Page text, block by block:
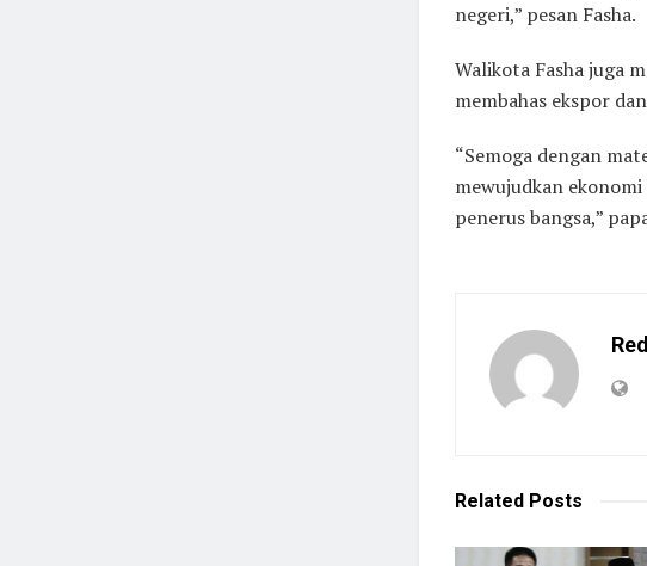
negeri,” pesan Fasha.
Walikota Fasha juga
membahas ekspor
“Semoga dengan
mewujudkan
penerus bangsa,”
Related Posts